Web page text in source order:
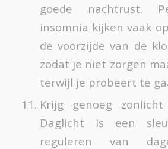
goede nachtrust.
insomnia kijken vaak
de voorzijde van de
zodat je niet zorgen
terwijl je probeert te
Krijg genoeg
Daglicht is een
reguleren van